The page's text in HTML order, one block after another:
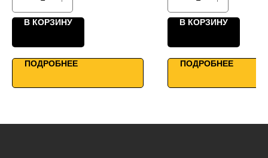
Умное управление
В КОРЗИНУ
ПОДРОБНЕЕ
Умное управление
В КОРЗИНУ
ПОДРОБНЕЕ